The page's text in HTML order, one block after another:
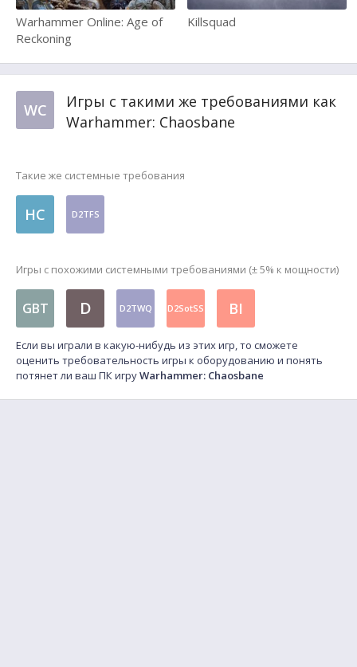
Warhammer Online: Age of
Reckoning
Killsquad
WC
Игры с такими же требованиями как
Warhammer: Chaosbane
Такие же системные требования
HC D2TFS
Игры с похожими системными требованиями (± 5% к мощности)
GBT D D2TWQ D2SotSS BI
Если вы играли в какую-нибудь из этих игр, то сможете
оценить требовательность игры к оборудованию и понять
потянет ли ваш ПК игруWarhammer: Chaosbane